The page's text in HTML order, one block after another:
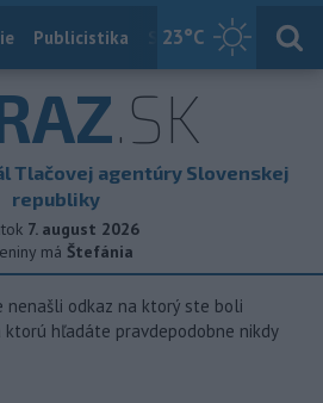
23°C
Publicistika Slovensko
.SK
Tlačovej agentúry Slovenskej
republiky
7. august 2026
má Štefánia
nenašli odkaz na ktorý ste boli
hľadáte pravdepodobne nikdy